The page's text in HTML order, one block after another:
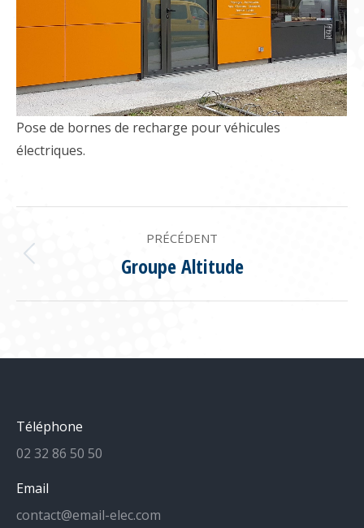
Pose de bornes de recharge pour véhicules
électriques.
NAVIGATION
DE
COMMENTAIRE
PRÉCÉDENT
Onglet
Groupe Altitude
Téléphone
02 32 86 50 50
Email
contact@email-elec.com